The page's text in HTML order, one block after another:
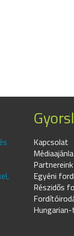
Kapcsolat
Partnereink
Egyéni
Részidős